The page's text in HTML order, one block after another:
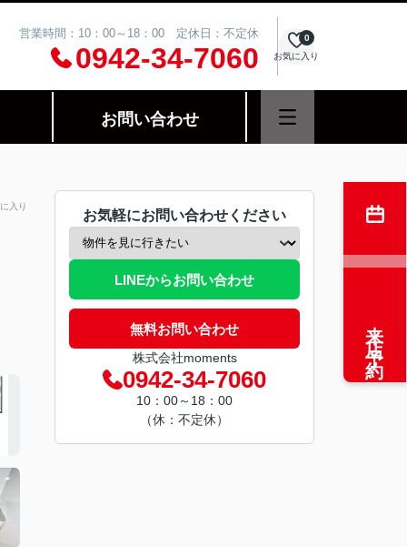
営業時間：10：00～18：00 定休日：不定休
0942-34-7060 お気に入り
0
お問い合わせ
入り
お気軽にお問い合わせください
LINEからお問い合わせ
無料お問い合わせ
株式会社moments
0942-34-7060
10：00～18：00
（休：不定休）
来店予約